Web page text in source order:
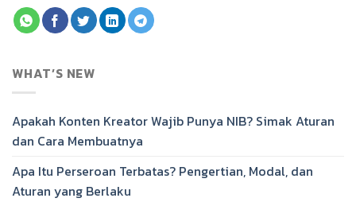
WHAT’S NEW
Apakah Konten Kreator Wajib Punya NIB? Simak Aturan
dan Cara Membuatnya
Apa Itu Perseroan Terbatas? Pengertian, Modal, dan
Aturan yang Berlaku